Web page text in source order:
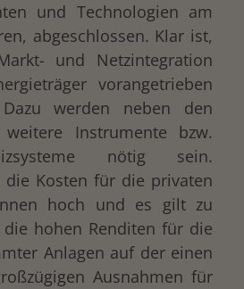
und Technologien am
abgeschlossen. Klar ist,
und Netzintegration
vorangetrieben
werden neben den
weitere Instrumente bzw.
nötig sein.
die Kosten für die privaten
hoch und es gilt zu
hohen Renditen für die
Anlagen auf der einen
Ausnahmen für